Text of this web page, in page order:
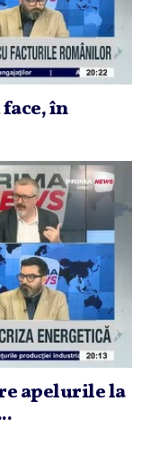
face, în
apelurile la